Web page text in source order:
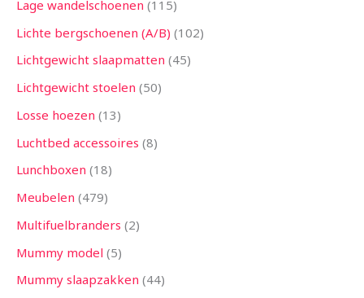
Lage wandelschoenen 115
Lichte bergschoenen (A/B) 102
Lichtgewicht slaapmatten 45
Lichtgewicht stoelen 50
Losse hoezen 13
Luchtbed accessoires 8
Lunchboxen 18
Meubelen 479
Multifuelbranders 2
Mummy model 5
Mummy slaapzakken 44